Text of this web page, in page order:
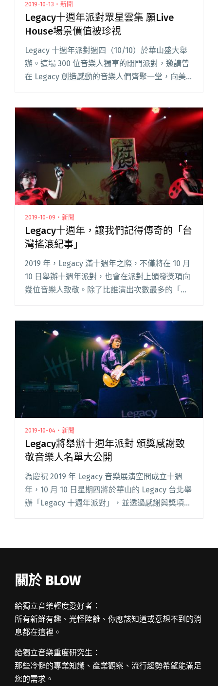
2019-10-13・新聞
Legacy十週年派對眾星雲集 願Live
House場景價值被珍視
Legacy 十週年派對週四（10/10）於華山盛大舉
辦。這場 300 位音樂人獨享的閉門派對，邀請曾
在 Legacy 創造感動的音樂人們齊聚一堂，向美
"Legacy十週年派對眾星雲集 願Live House場景
價值被珍視"
2019-10-09・新聞
Legacy十週年，讓我們記得傳奇的「台
灣搖滾紀事」
2019 年，Legacy 滿十週年之際，不僅將在 10 月
10 日舉辦十週年派對，也會在派對上頒發獎項向
幾位音樂人致敬。除了比誰演出次數最多的「十
全十美獎」、比誰參演都市女聲最頻繁的「還好
前，由 閱讀全文 "Legacy十週年，讓我們記得傳
奇的「台灣搖滾紀事」"
2019-10-04・新聞
Legacy將舉辦十週年派對 頒獎感謝致
敬音樂人名單大公開
為慶祝 2019 年 Legacy 音樂展演空間成立十週
年，10 月 10 日星期四將於華山的 Legacy 台北舉
辦「Legacy 十週年派對」，並透過感謝與獎項，
致敬過去 3,560 個音樂相伴的日子，展望台灣未
關於 BLOW
給獨立音樂輕度愛好者：
所有新鮮有趣、光怪陸離、你應該知道或意想不到的消
息都在這裡。
給獨立音樂重度研究生：
那些冷僻的專業知識、產業觀察、流行趨勢希望能滿足
您的需求。